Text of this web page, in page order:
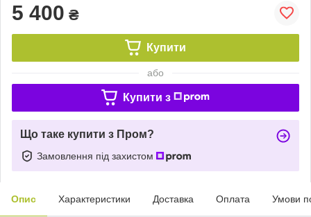
5 400 ₴
Купити
або
Купити з
Що таке купити з Пром?
Замовлення під захистом
Опис Характеристики Доставка Оплата Умови